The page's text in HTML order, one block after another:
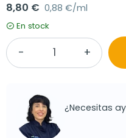
8,80 € 0,88 €/ml
En stock
¿Necesitas